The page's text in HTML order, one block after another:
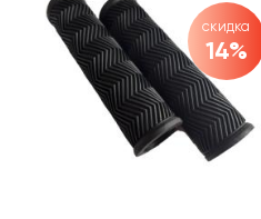
скидка
14%